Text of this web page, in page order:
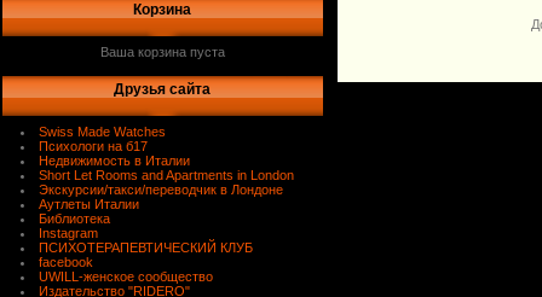
Корзина
Ваша корзина пуста
Друзья сайта
Swiss Made Watches
Психологи на б17
Недвижимость в Италии
Short Let Rooms and Apartments in London
Экскурсии/такси/переводчик в Лондоне
Аутлеты Италии
Библиотека
Instagram
ПСИХОТЕРАПЕВТИЧЕСКИЙ КЛУБ
facebook
UWILL-женское сообщество
Издательство "RIDERO"